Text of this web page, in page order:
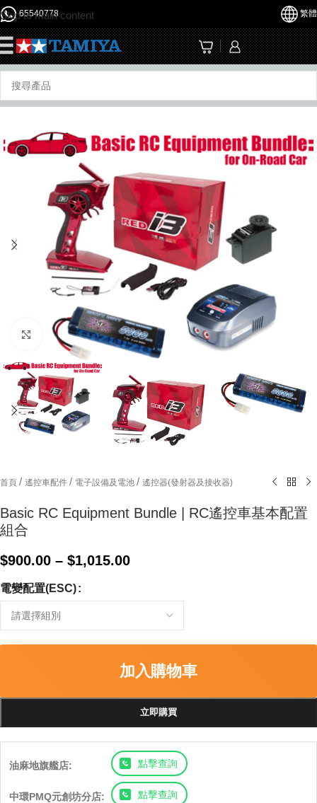
Skip to main content
65540778 繁體
Click to enlarge
首頁 / 遙控車配件 / 電子設備及電池 / 遙控器(發射器及接收器)
Basic RC Equipment Bundle | RC遙控車基本配置
組合
$900.00 – $1,015.00
電變配置(ESC)
加入購物車
立即購買
油麻地旗艦店: 點擊查詢
中環PMQ元創坊分店: 點擊查詢